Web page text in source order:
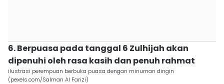
6. Berpuasa pada tanggal 6 Zulhijah akan
dipenuhi oleh rasa kasih dan penuh rahmat
ilustrasi perempuan berbuka puasa dengan minuman dingin
(pexels.com/Salman Al Farizi)